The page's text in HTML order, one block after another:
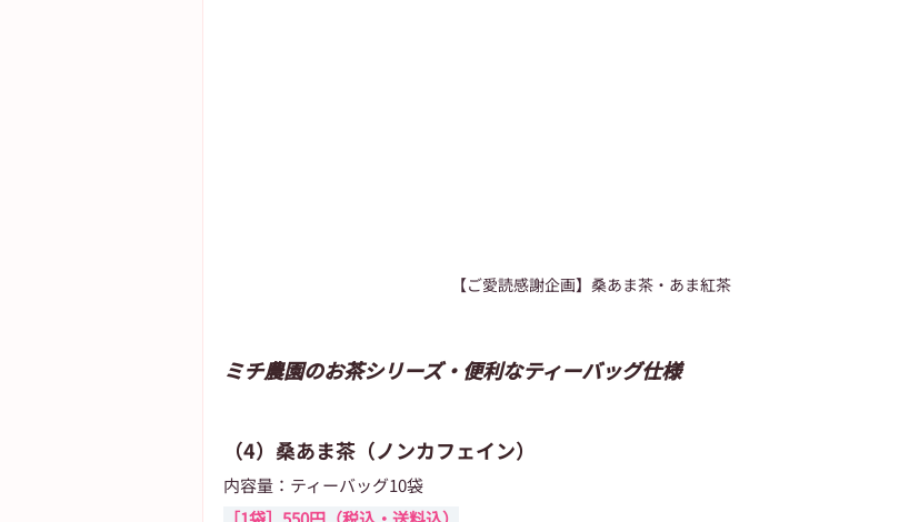
【ご愛読感謝企画】桑あま茶・あま紅茶
ミチ農園のお茶シリーズ・便利なティーバッグ仕様
（4）桑あま茶（ノンカフェイン）
内容量：ティーバッグ10袋